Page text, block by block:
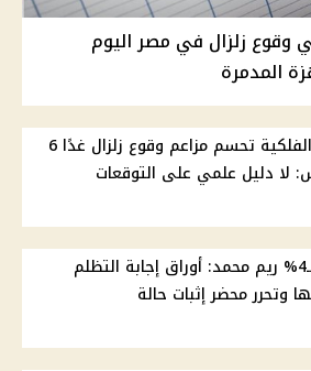
وقوع زلزال في مصر اليوم
المدمرة
البحوث الفلكية تحسم مزاعم وقوع زلزال غدًا 6
دليل علمي على التوقعات
طالبة الـ4% ريم محمد: أوراق إجابة التظلم
وتحرر محضر إثبات حالة